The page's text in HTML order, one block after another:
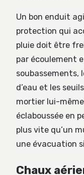
Un bon enduit
protection qui
pluie doit être
par écoulement
soubassements,
d’eau et les
mortier lui-
éclaboussée en
plus vite qu’un
une évacuation
Chaux